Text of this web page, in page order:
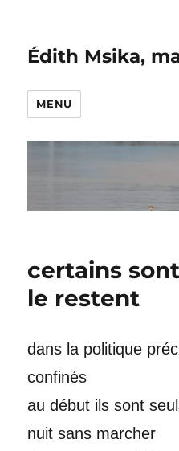
Édith Msika,
MENU
certains
le restent
dans la politique
confinés
au début ils sont
nuit sans marcher